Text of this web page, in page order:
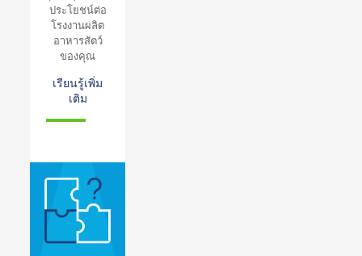
ประโยชน์ต่อ
โรงงานผลิต
อาหารสัตว์
ของคุณ
เรียนรู้เพิ่ม
เติม